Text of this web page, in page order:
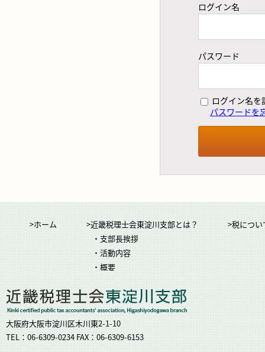
ログイン名
パスワード
ログイン名を
パスワードを
>ホーム
>近畿税理士会東淀川支部とは？
・支部長挨拶
・活動内容
・概要
>税につ
大阪府大阪市淀川区木川東2-1-10
TEL：06-6309-0234 FAX：06-6309-6153